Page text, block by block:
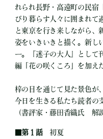
れられ長野・高遠町の民宿
びり暮らす人々に囲まれ
と東京を行き来しながら、
姿をいきいきと描く。新し
ー。『迷子の大人』として
編「花の咲くころ」を加え
梓の目を通じて見た景色が
今日を生きる私たち読者の
（書評家・藤田香織氏 解
■第１話初夏